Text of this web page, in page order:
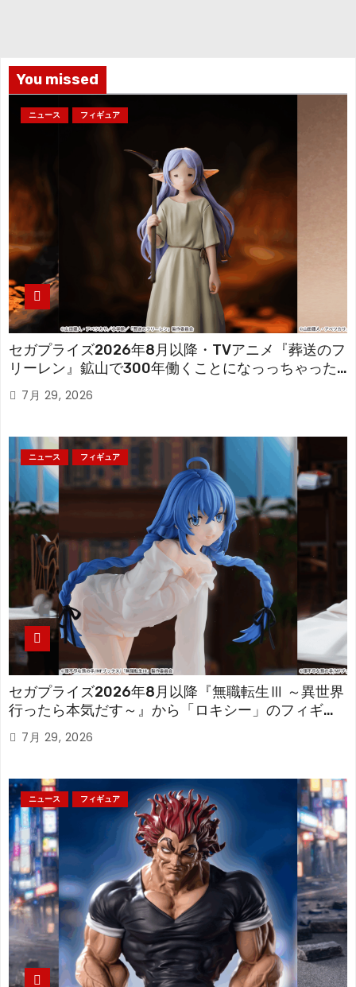
You missed
ニュース フィギュア
セガプライズ2026年8月以降・TVアニメ『葬送のフ
リーレン』鉱山で300年働くことになっっちゃった
「フリーレン」を立体化！
7月 29, 2026
ニュース フィギュア
セガプライズ2026年8月以降『無職転生Ⅲ ～異世界
行ったら本気だす～』から「ロキシー」のフィギュ
アが登場！
7月 29, 2026
ニュース フィギュア